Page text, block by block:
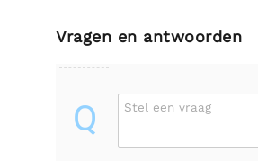
Vragen en antwoorden
Q Stel een vraag